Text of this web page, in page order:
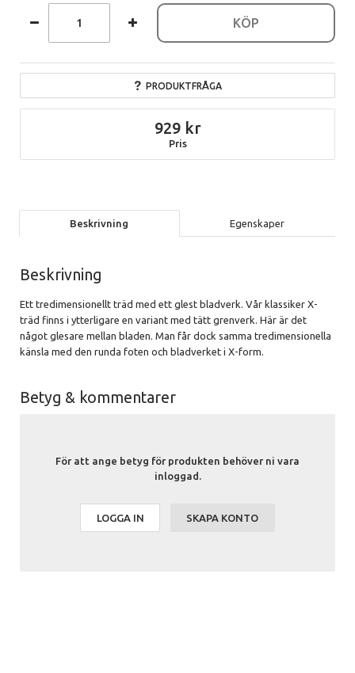
Pris
929
PRODUKTFRÅGA
KÖP
Beskrivning Egenskaper
Beskrivning
Ett tredimensionellt träd med ett glest bladverk. Vår klassiker X-
träd finns i ytterligare en variant med tätt grenverk. Här är det
något glesare mellan bladen. Man får dock samma tredimensionella
känsla med den runda foten och bladverket i X-form.
Betyg & kommentarer
För att ange betyg för produkten behöver ni vara
inloggad.
LOGGA IN SKAPA KONTO